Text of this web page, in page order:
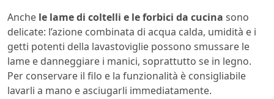
Anche le lame di coltelli e le forbici da cucina sono
delicate: l’azione combinata di acqua calda, umidità e i
getti potenti della lavastoviglie possono smussare le
lame e danneggiare i manici, soprattutto se in legno.
Per conservare il filo e la funzionalità è consigliabile
lavarli a mano e asciugarli immediatamente.